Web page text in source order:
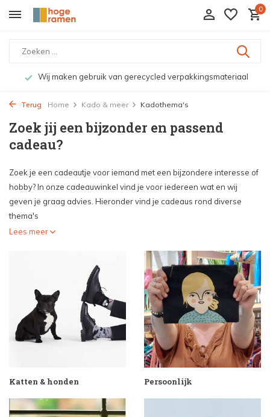
0
Wij maken gebruik van gerecycled verpakkingsmateriaal
Terug Home Kado & meer Kadothema's
Zoek jij een bijzonder en passend
cadeau?
Zoek je een cadeautje voor iemand met een bijzondere interesse of
hobby? In onze cadeauwinkel vind je voor iedereen wat en wij
geven je graag advies. Hieronder vind je cadeaus rond diverse
thema's
Lees meer
Katten & honden Persoonlijk